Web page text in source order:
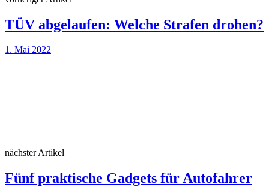
TÜV abgelaufen: Welche Strafen drohen?
1. Mai 2022
nächster Artikel
Fünf praktische Gadgets für Autofahrer